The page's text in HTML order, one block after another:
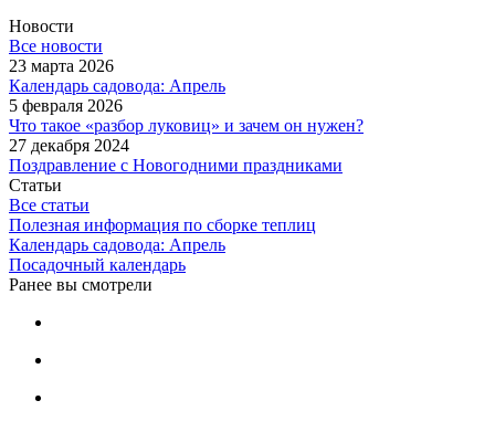
Новости
Все новости
23 марта 2026
Календарь садовода: Апрель
5 февраля 2026
Что такое «разбор луковиц» и зачем он нужен?
27 декабря 2024
Поздравление с Новогодними праздниками
Статьи
Все статьи
Полезная информация по сборке теплиц
Календарь садовода: Апрель
Посадочный календарь
Ранее вы смотрели